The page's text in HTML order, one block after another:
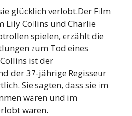
glücklich verlobt.Der Film
Lily Collins und Charlie
spielen, erzählt die
zum Tod eines
ist der
der 37-jährige Regisseur
Sie sagten, dass sie im
waren und im
waren.